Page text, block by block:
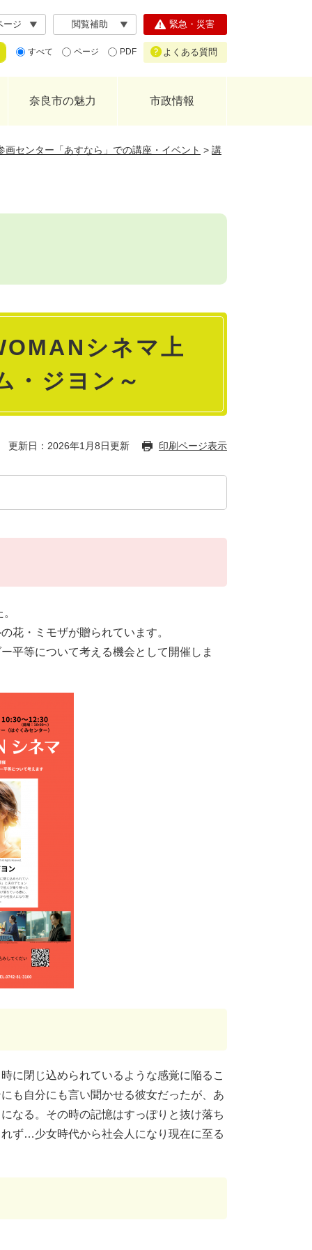
ージ 閲覧補助
すべて ページ PDF
緊急・災害
よくある質問
奈良市の魅力 市政情報
画センター「あすなら」での講座・イベント > 講
シネマ上
・ジヨン～
更新日：2026年1月8日更新 印刷ページ表示
花・ミモザが贈られています。
平等について考える機会として開催しま
に閉じ込められているような感覚に陥るこ
も自分にも言い聞かせる彼女だったが、あ
なる。その時の記憶はすっぽりと抜け落ち
ず…少女時代から社会人になり現在に至る